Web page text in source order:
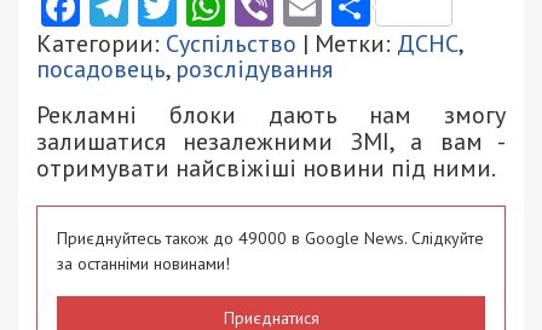
Категории: Суспільство | Метки: ДСНС,
посадовець, розслідування
Рекламні блоки дають нам змогу
залишатися незалежними ЗМІ, а вам -
отримувати найсвіжіші новини під ними.
Приєднуйтесь також до 49000 в Google News. Слідкуйте
за останніми новинами!
Приєднатися